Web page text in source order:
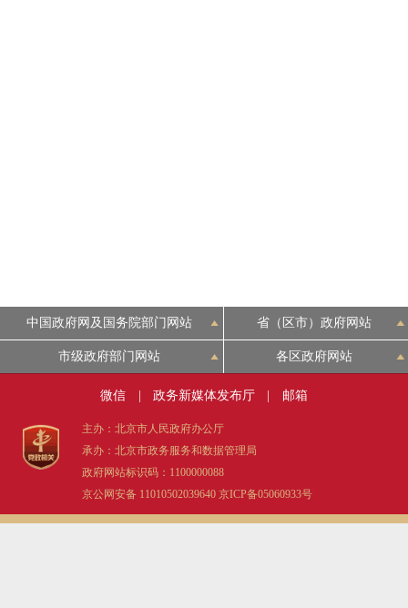
中国政府网及国务院部门网站 省（区市）政府网站
市级政府部门网站 各区政府网站
微信 政务新媒体发布厅 邮箱
主办：北京市人民政府办公厅
承办：北京市政务服务和数据管理局
政府网站标识码：1100000088
京公网安备 11010502039640 京ICP备05060933号